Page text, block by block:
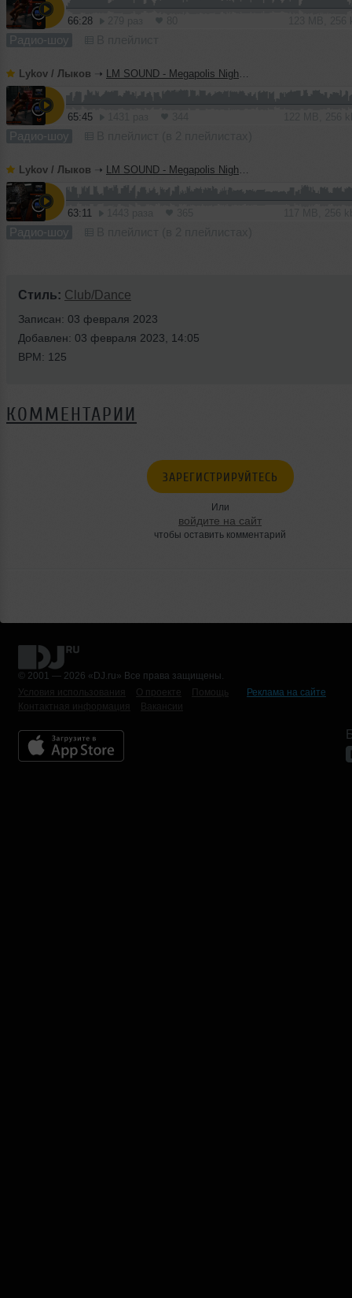
66:28
Радио-шоу
Lykov / Лыков ➝ LM SOUND - Megapolis Night 07.07.2026
65:45
Радио-шоу
Lykov / Лыков ➝ LM SOUND - Megapolis Night 30.06.2026
63:11
Радио-шоу
Стиль: Club/Dance
Записан: 03 февраля 2023
Добавлен: 03 февраля 2023, 14:05
BPM: 125
КОММЕНТАРИИ
ЗАРЕГИСТРИРУЙТЕСЬ
Или
войдите на сайт
чтобы оставить комментарий
© 2001 — 2026 «DJ.ru» Все права защищены.
Условия использования
О проекте Помощь
Реклама на сайте
Контактная информация
Вакансии